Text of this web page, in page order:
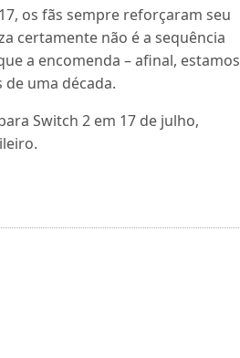
os fãs sempre reforçaram seu
certamente não é a sequência
a encomenda – afinal, estamos
uma década.
Switch 2 em 17 de julho,